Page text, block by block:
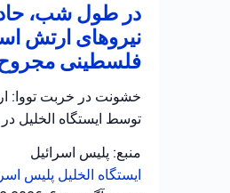
در طول شب،
نیروهای ارتش
فلسطینی مجروح
خشونت در خربت تووا:
توسط ایستگاه الخلیل
منبع: پلیس اسرائیل
ایستگاه الخلیل پلیس